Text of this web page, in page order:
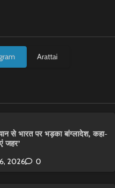
Arattai
से भारत पर भड़का बांग्लादेश, कहा-
जहर’
2026 0